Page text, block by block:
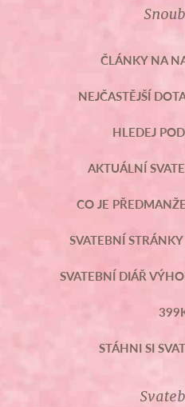
ČLÁNKY NA
NEJČASTĚJŠÍ
HLEDEJ
AKTUÁLNÍ
CO JE
SVATEBNÍ
SVATEBNÍ DIÁŘ
STÁHNI SI